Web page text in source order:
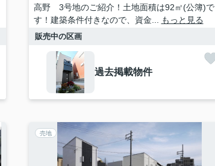
高野 3号地のご紹介！土地面積は92㎡(公簿)で
す！建築条件付きなので、資金...
もっと見る
販売中の区画
過去掲載物件
売地